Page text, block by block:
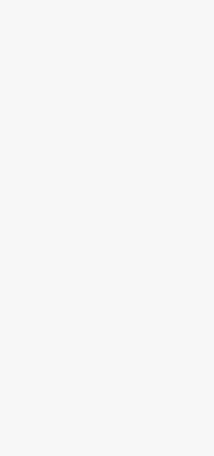
Synodale weg is de